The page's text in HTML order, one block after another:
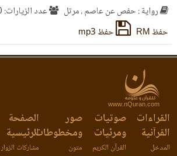
رواية : حفص عن عاصم ، مرتل
عدد الزيارات: 7390
حفظ RM
حفظ mp3
www.nQuran.com
القراءات
القرآنية
المدخل
صوتيات
ومرئيات
القرآن الكريم
صور
ومخطوطات
متون
الصفحة
الرئيسية
مشاركات الزوار